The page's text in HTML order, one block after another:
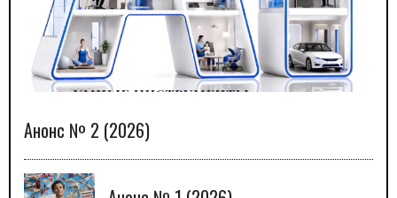
Анонс № 2 (2026)